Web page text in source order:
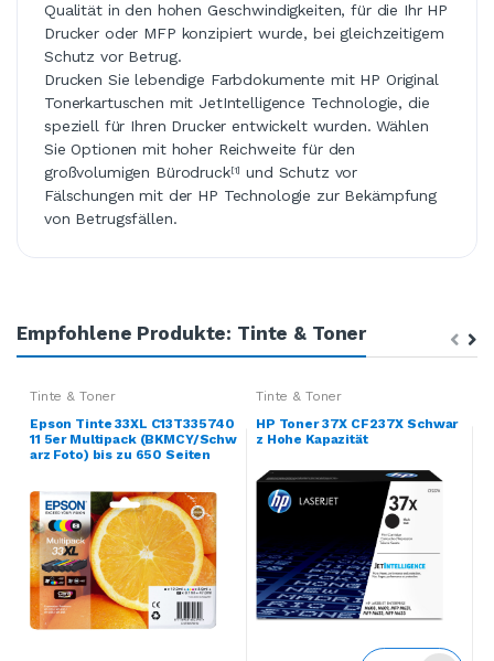
Qualität in den hohen Geschwindigkeiten, für die Ihr HP
Drucker oder MFP konzipiert wurde, bei gleichzeitigem
Schutz vor Betrug.
Drucken Sie lebendige Farbdokumente mit HP Original
Tonerkartuschen mit JetIntelligence Technologie, die
speziell für Ihren Drucker entwickelt wurden. Wählen
Sie Optionen mit hoher Reichweite für den
großvolumigen Bürodruck[1] und Schutz vor
Fälschungen mit der HP Technologie zur Bekämpfung
von Betrugsfällen.
Empfohlene Produkte: Tinte & Toner
Tinte & Toner
Epson Tinte 33XL C13T335740
11 5er Multipack (BKMCY/Schw
arz Foto) bis zu 650 Seiten
Tinte & Toner
HP Toner 37X CF237X Schwar
z Hohe Kapazität